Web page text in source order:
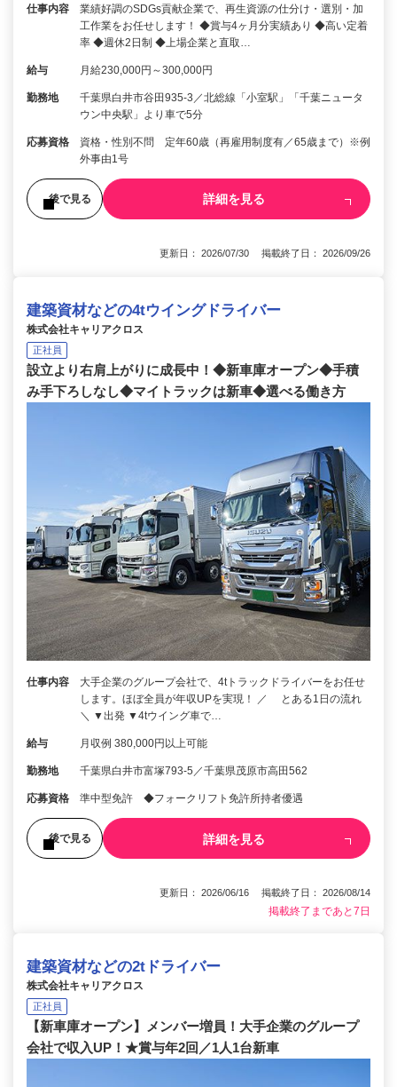
仕事内容
業績好調のSDGs貢献企業で、再生資源の仕分け・選別・加
工作業をお任せします！ ◆賞与4ヶ月分実績あり ◆高い定着
率 ◆週休2日制 ◆上場企業と直取…
給与 月給230,000円～300,000円
勤務地
千葉県白井市谷田935-3／北総線「小室駅」「千葉ニュータ
ウン中央駅」より車で5分
応募資格
資格・性別不問 定年60歳（再雇用制度有／65歳まで）※例
外事由1号
後で見る 詳細を見る
更新日： 2026/07/30 掲載終了日： 2026/09/26
建築資材などの4tウイングドライバー
株式会社キャリアクロス
正社員
設立より右肩上がりに成長中！◆新車庫オープン◆手積
み手下ろしなし◆マイトラックは新車◆選べる働き方
仕事内容
大手企業のグループ会社で、4tトラックドライバーをお任せ
します。ほぼ全員が年収UPを実現！ ／ とある1日の流れ
＼ ▼出発 ▼4tウイング車で…
給与 月収例 380,000円以上可能
勤務地 千葉県白井市富塚793-5／千葉県茂原市高田562
応募資格 準中型免許 ◆フォークリフト免許所持者優遇
後で見る 詳細を見る
更新日： 2026/06/16 掲載終了日： 2026/08/14
掲載終了まであと7日
建築資材などの2tドライバー
株式会社キャリアクロス
正社員
【新車庫オープン】メンバー増員！大手企業のグループ
会社で収入UP！★賞与年2回／1人1台新車